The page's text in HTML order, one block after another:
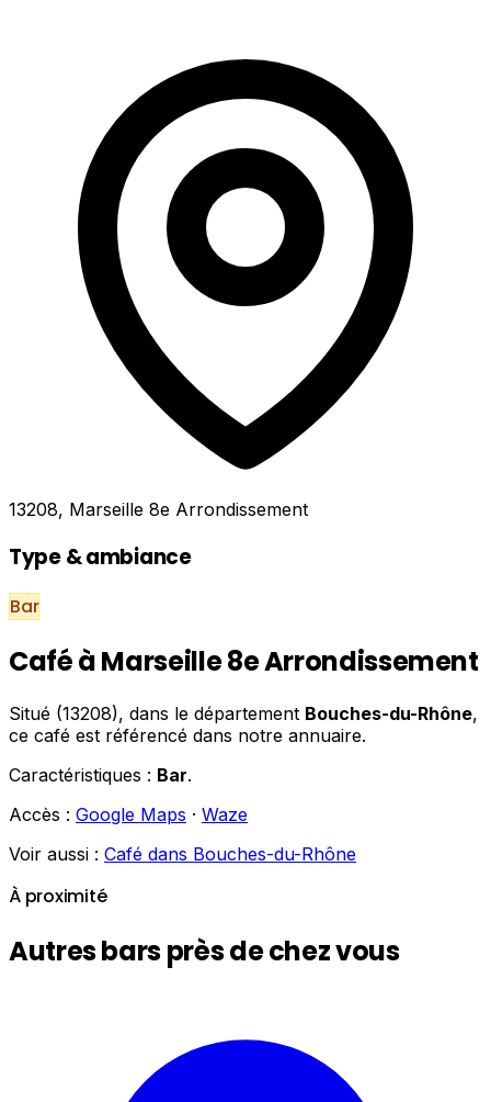
13208, Marseille 8e Arrondissement
Type & ambiance
Bar
Café à Marseille 8e Arrondissement
Situé (13208), dans le département Bouches-du-Rhône,
ce café est référencé dans notre annuaire.
Caractéristiques : Bar.
Accès : Google Maps · Waze
Voir aussi : Café dans Bouches-du-Rhône
À proximité
Autres bars près de chez vous